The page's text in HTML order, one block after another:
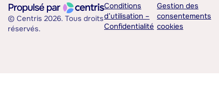
© Centris 2026. Tous droits
réservés.
Conditions
d’utilisation –
Confidentialité
Gestion des
consentements
cookies